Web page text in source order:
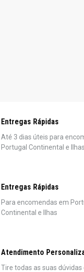
Entregas Rápidas
Até 3 dias úteis para
Portugal Continental e Ilhas
Entregas Rápidas
Para encomendas em
Continental e Ilhas
Atendimento
Tire todas as suas dúvidas